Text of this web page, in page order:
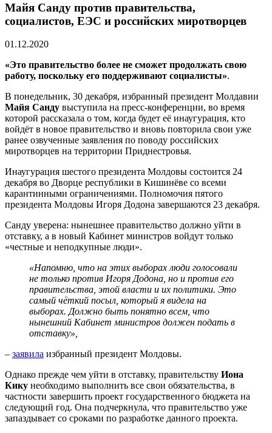
Майя Санду против правительства,
социалистов, ЕЭС и российских миротворцев
01.12.2020
«Это правительство более не сможет продолжать свою
работу, поскольку его поддерживают социалисты».
В понедельник, 30 декабря, избранный президент Молдавии
Майя Санду выступила на пресс-конференции, во время
которой рассказала о том, когда будет её инаугурация, кто
войдёт в новое правительство и вновь повторила свои уже
ранее озвученные заявления по поводу российских
миротворцев на территории Приднестровья.
Инаугурация шестого президента Молдовы состоится 24
декабря во Дворце республики в Кишинёве со всеми
карантинными ограничениями. Полномочия пятого
президента Молдовы Игоря Додона завершаются 23 декабря.
Санду уверена: нынешнее правительство должно уйти в
отставку, а в новый Кабинет министров войдут только
«честные и неподкупные люди».
«Напомню, что на этих выборах люди голосовали
не только против Игоря Додона, но и против его
правительства, этой власти и их политики. Это
самый чёткий посыл, который я видела на
выборах. Должно быть понятно всем, что
нынешний Кабинет министров должен подать в
отставку»,
– заявила избранный президент Молдовы.
Однако прежде чем уйти в отставку, правительству Иона
Кику необходимо выполнить все свои обязательства, в
частности завершить проект государственного бюджета на
следующий год. Она подчеркнула, что правительство уже
запаздывает со сроками по разработке данного проекта.